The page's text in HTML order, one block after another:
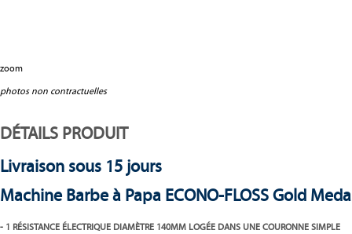
zoom
photos non contractuelles
DÉTAILS PRODUIT
Livraison sous 15 jours
Machine Barbe à Papa ECONO-FLOSS Gold
- 1 RÉSISTANCE ÉLECTRIQUE DIAMÈTRE 140MM LOGÉE DANS UNE COURONNE SIMPLE